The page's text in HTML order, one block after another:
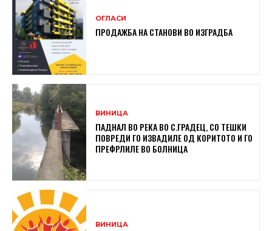
ОГЛАСИ
ПРОДАЖБА НА СТАНОВИ ВО ИЗГРАДБА
ВИНИЦА
ПАДНАЛ ВО РЕКА ВО С.ГРАДЕЦ, СО ТЕШКИ
ПОВРЕДИ ГО ИЗВАДИЛЕ ОД КОРИТОТО И ГО
ПРЕФРЛИЛЕ ВО БОЛНИЦА
ВИНИЦА